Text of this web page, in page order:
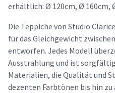
erhältlich: Ø 120cm, Ø 160cm,
Die Teppiche von Studio
für das Gleichgewicht
entworfen. Jedes Modell
Ausstrahlung und ist
Materialien, die Qualität und
dezenten Farbtönen bis hin zu